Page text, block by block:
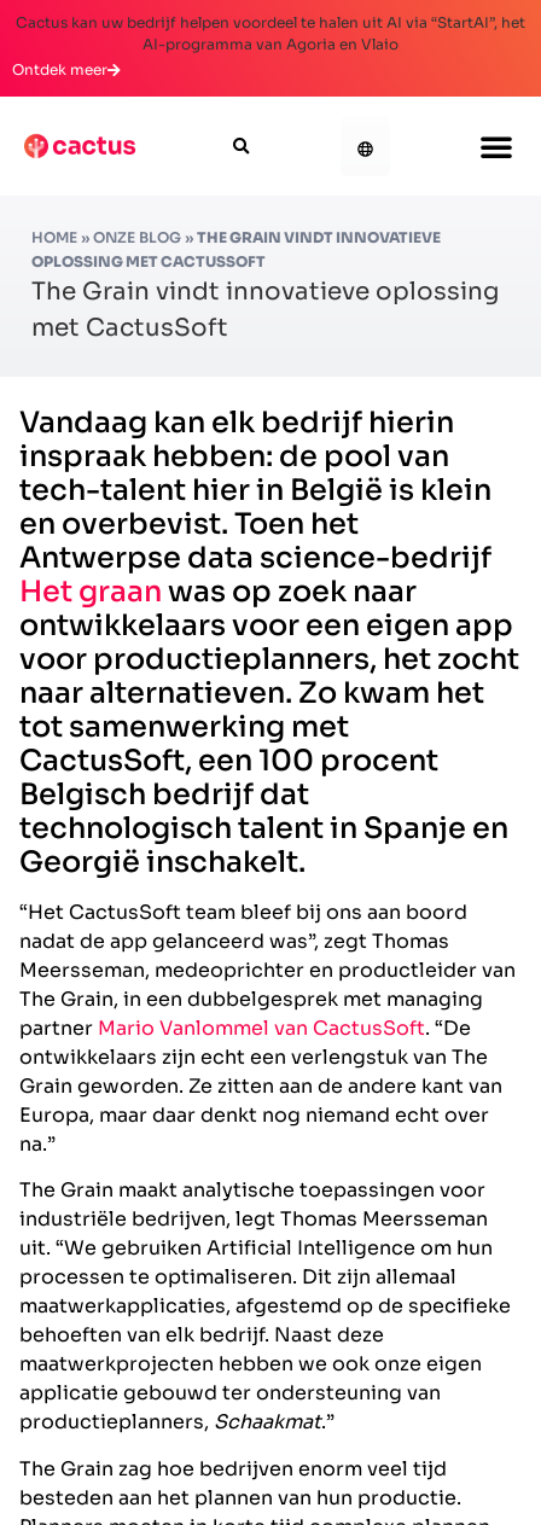
Cactus kan uw bedrijf helpen voordeel te halen uit AI via “StartAI”, het
AI-programma van Agoria en Vlaio
Ontdek meer
HOME » ONZE BLOG » THE GRAIN VINDT INNOVATIEVE
OPLOSSING MET CACTUSSOFT
The Grain vindt innovatieve oplossing
met CactusSoft
Vandaag kan elk bedrijf hierin
inspraak hebben: de pool van
tech-talent hier in België is klein
en overbevist. Toen het
Antwerpse data science-bedrijf
Het graan was op zoek naar
ontwikkelaars voor een eigen app
voor productieplanners, het zocht
naar alternatieven. Zo kwam het
tot samenwerking met
CactusSoft, een 100 procent
Belgisch bedrijf dat
technologisch talent in Spanje en
Georgië inschakelt.
“Het CactusSoft team bleef bij ons aan boord
nadat de app gelanceerd was”, zegt Thomas
Meersseman, medeoprichter en productleider van
The Grain, in een dubbelgesprek met managing
partner Mario Vanlommel van CactusSoft. “De
ontwikkelaars zijn echt een verlengstuk van The
Grain geworden. Ze zitten aan de andere kant van
Europa, maar daar denkt nog niemand echt over
na.”
The Grain maakt analytische toepassingen voor
industriële bedrijven, legt Thomas Meersseman
uit. “We gebruiken Artificial Intelligence om hun
processen te optimaliseren. Dit zijn allemaal
maatwerkapplicaties, afgestemd op de specifieke
behoeften van elk bedrijf. Naast deze
maatwerkprojecten hebben we ook onze eigen
applicatie gebouwd ter ondersteuning van
productieplanners, Schaakmat.”
The Grain zag hoe bedrijven enorm veel tijd
besteden aan het plannen van hun productie.